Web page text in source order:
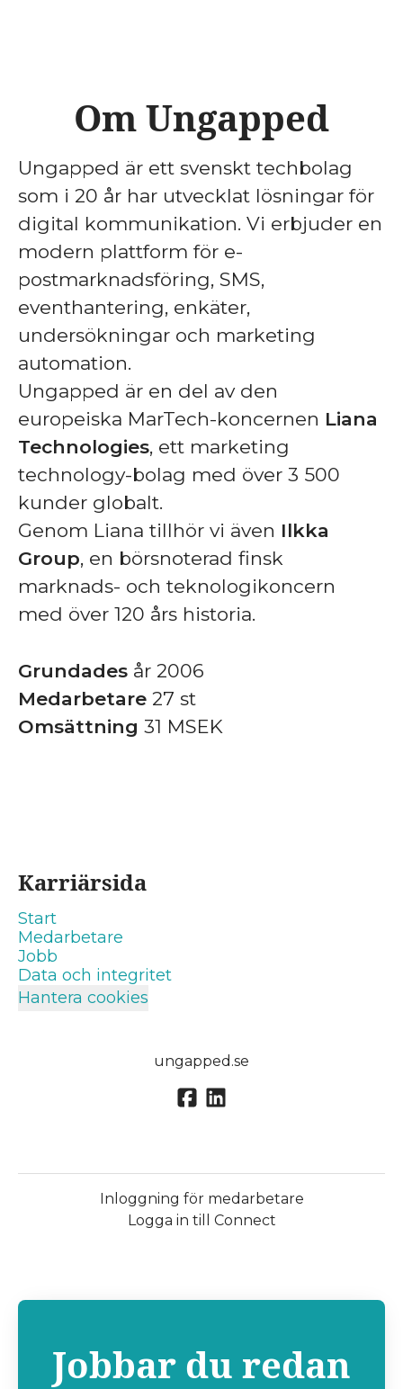
Om Ungapped
Ungapped är ett svenskt techbolag
som i 20 år har utvecklat lösningar för
digital kommunikation. Vi erbjuder en
modern plattform för e-
postmarknadsföring, SMS,
eventhantering, enkäter,
undersökningar och marketing
automation.
Ungapped är en del av den
europeiska MarTech-koncernen Liana
Technologies, ett marketing
technology-bolag med över 3 500
kunder globalt.
Genom Liana tillhör vi även Ilkka
Group, en börsnoterad finsk
marknads- och teknologikoncern
med över 120 års historia.
Grundades år 2006
Medarbetare 27 st
Omsättning 31 MSEK
Karriärsida
Start
Medarbetare
Jobb
Data och integritet
Hantera cookies
ungapped.se
Inloggning för medarbetare
Logga in till Connect
Jobbar du redan